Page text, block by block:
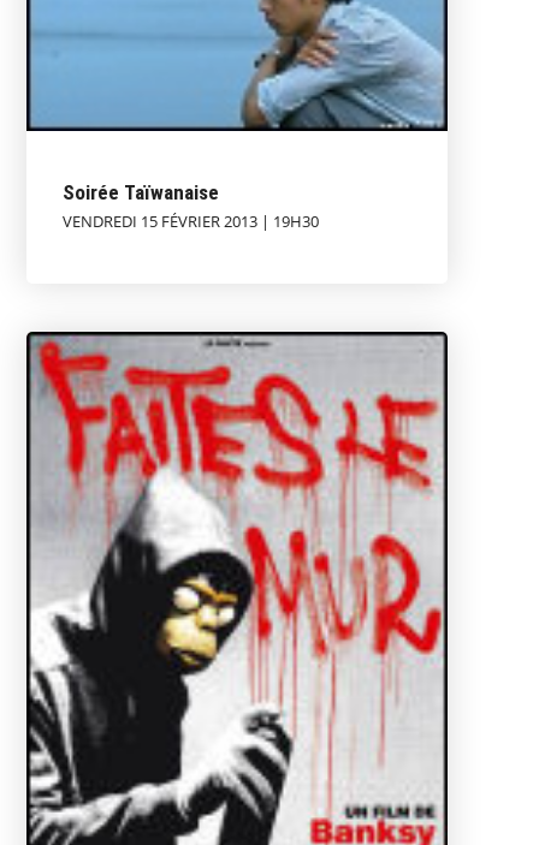
Soirée Taïwanaise
VENDREDI 15 FÉVRIER 2013 | 19H30